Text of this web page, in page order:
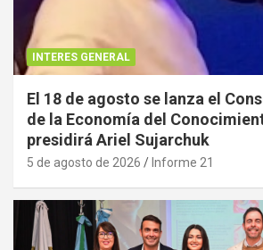
INTERES GENERAL
El 18 de agosto se lanza el
de la Economía del
presidirá Ariel Sujarchuk
5 de agosto de 2026 Informe 21